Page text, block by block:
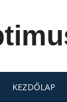
KEZDŐLAP